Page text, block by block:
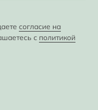
согласие на
с политикой